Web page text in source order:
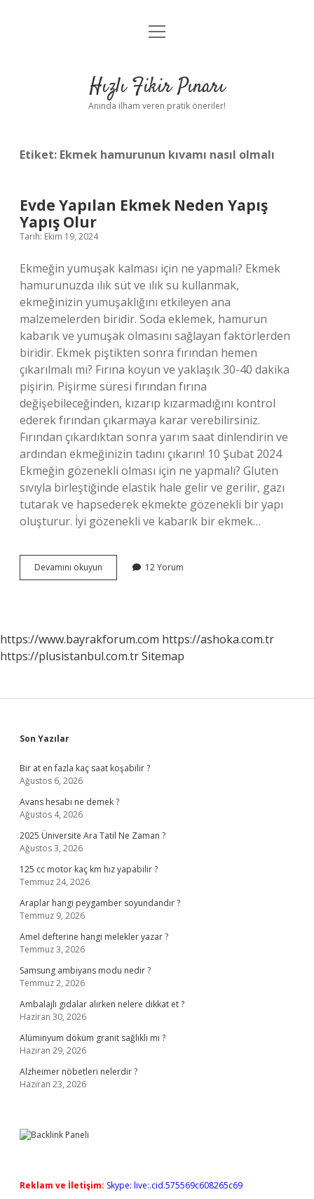
Anasayfa
Yasal Uyarı
menüyü
Hızlı Fikir Pınarı
Anında ilham veren pratik öneriler!
Etiket: Ekmek hamurunun kıvamı nasıl olmalı
Evde Yapılan Ekmek Neden Yapış
Yapış Olur
Tarih: Ekim 19, 2024
Ekmeğin yumuşak kalması için ne yapmalı? Ekmek
hamurunuzda ılık süt ve ılık su kullanmak,
ekmeğinizin yumuşaklığını etkileyen ana
malzemelerden biridir. Soda eklemek, hamurun
kabarık ve yumuşak olmasını sağlayan faktörlerden
biridir. Ekmek piştikten sonra fırından hemen
çıkarılmalı mı? Fırına koyun ve yaklaşık 30-40 dakika
pişirin. Pişirme süresi fırından fırına
değişebileceğinden, kızarıp kızarmadığını kontrol
ederek fırından çıkarmaya karar verebilirsiniz.
Fırından çıkardıktan sonra yarım saat dinlendirin ve
ardından ekmeğinizin tadını çıkarın! 10 Şubat 2024
Ekmeğin gözenekli olması için ne yapmalı? Gluten
sıvıyla birleştiğinde elastik hale gelir ve gerilir, gazı
tutarak ve hapsederek ekmekte gözenekli bir yapı
oluşturur. İyi gözenekli ve kabarık bir ekmek…
Devamını okuyun
Yapılan
Olur
12 Yorum
https://www.bayrakforum.com https://ashoka.com.tr
https://plusistanbul.com.trSitemap
Sidebar
Son Yazılar
Bir at en fazla kaç saat koşabilir ?
Ağustos 6, 2026
Avans hesabı ne demek ?
Ağustos 4, 2026
2025 Üniversite Ara Tatil Ne Zaman ?
Ağustos 3, 2026
125 cc motor kaç km hız yapabilir ?
Temmuz 24, 2026
Araplar hangi peygamber soyundandır ?
Temmuz 9, 2026
Amel defterine hangi melekler yazar ?
Temmuz 3, 2026
Samsung ambiyans modu nedir ?
Temmuz 2, 2026
Ambalajlı gıdalar alırken nelere dikkat et ?
Haziran 30, 2026
Alüminyum döküm granit sağlıklı mı ?
Haziran 29, 2026
Alzheimer nöbetleri nelerdir ?
Haziran 23, 2026
Reklam ve İletişim: Skype: live:.cid.575569c608265c69